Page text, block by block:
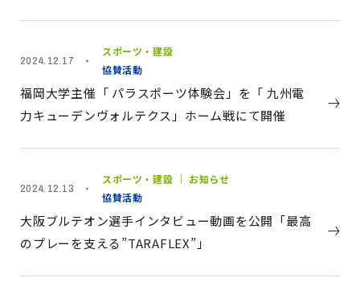
2024.12.17
スポーツ・建設
協賛活動
福岡大学主催「 パラスポーツ体験会」を「 九州電
力キューデンヴォルテクス」ホーム戦にて開催
2024.12.13
スポーツ・建設 ｜ お知らせ
協賛活動
大阪ブルテオン選手インタビュー動画を公開「最高
のプレーを支える”TARAFLEX”」